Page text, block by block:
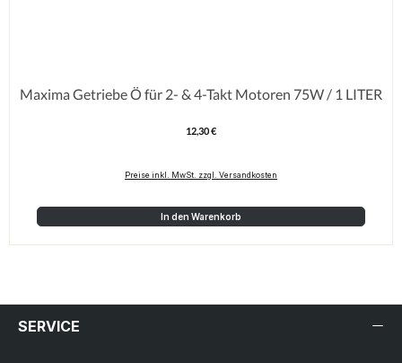
Maxima Getriebe Ö für 2- & 4-Takt Motoren 75W / 1 LITER
Regulärer Preis:
12,30 €
Preise inkl. MwSt. zzgl. Versandkosten
In den Warenkorb
SERVICE